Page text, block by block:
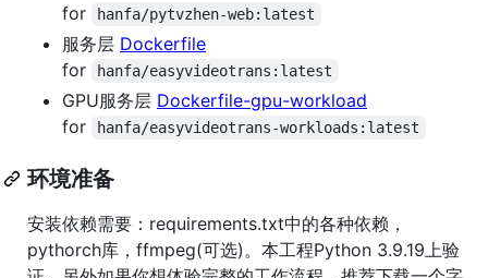
for
hanfa/pytvzhen-web:latest
服务层 Dockerfile
for
hanfa/easyvideotrans:latest
GPU服务层 Dockerfile-gpu-workload
for
hanfa/easyvideotrans-workloads:latest
环境准备
安装依赖需要：requirements.txt中的各种依赖，
pythorch库，ffmpeg(可选)。本工程Python 3.9.19上验